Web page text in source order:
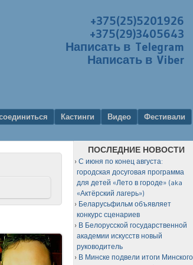
+375(25)5201926
+375(29)3405643
Написать в Telegram
Написать в Viber
Кастинги Видео
Фестивали
ПОСЛЕДНИЕ НОВОСТИ
С июня по конец августа:
городская досуговая программа
для детей «Лето в городе» (aka
«Актёрский лагерь»)
Беларусьфильм объявляет
конкурс сценариев
В Белорусской государственной
академии искусств новый
руководитель
В Минске подвели итоги Минского